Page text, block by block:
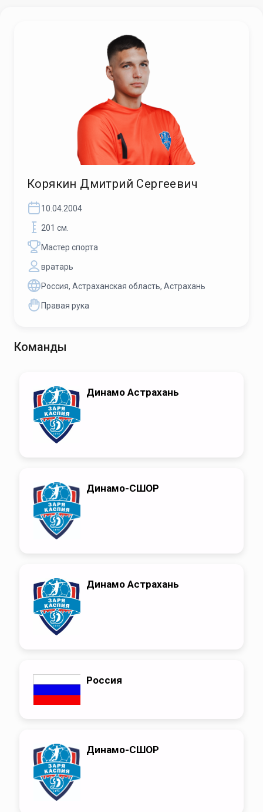
Корякин Дмитрий Сергеевич
10.04.2004
201 см.
Мастер спорта
вратарь
Россия, Астраханская область, Астрахань
Правая рука
Команды
Динамо Астрахань
Динамо-СШОР
Динамо Астрахань
Россия
Динамо-СШОР